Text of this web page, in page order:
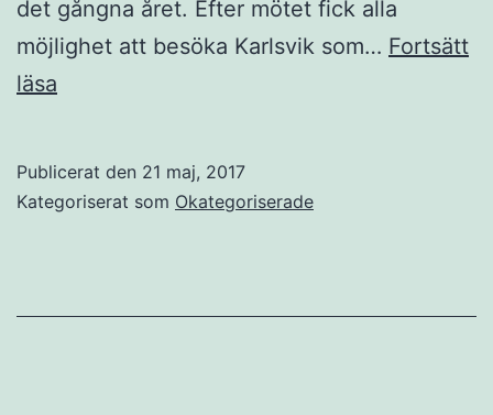
det gångna året. Efter mötet fick alla
möjlighet att besöka Karlsvik som… Fortsätt
läsa
Trollhättan
Publicerat den 21 maj, 2017
Kategoriserat som Okategoriserade